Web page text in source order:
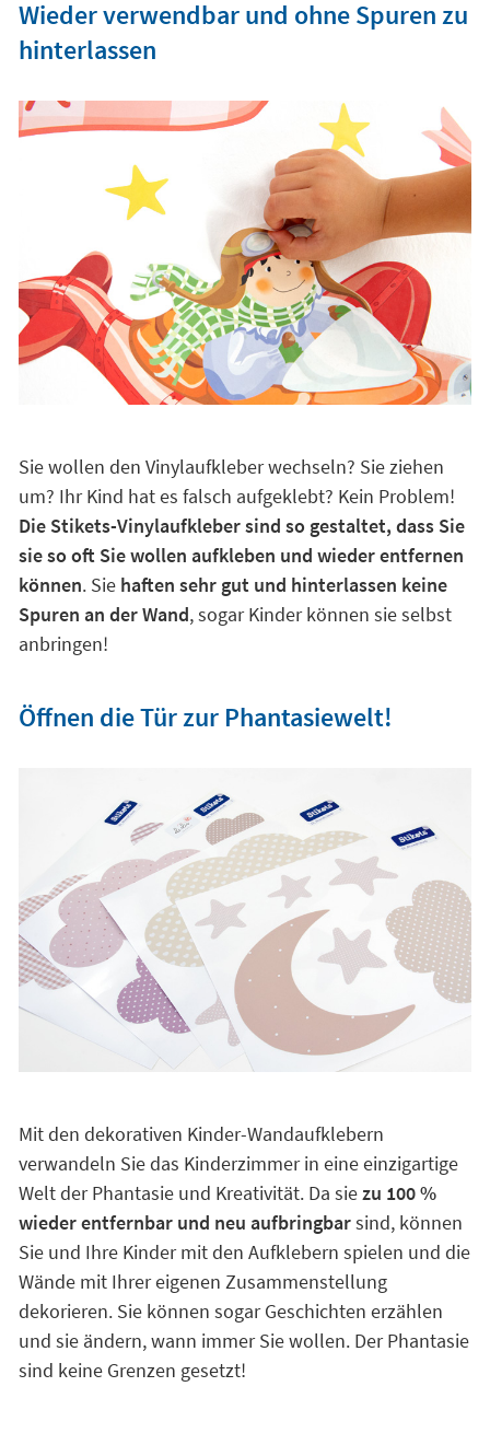
Wieder verwendbar und ohne Spuren zu
hinterlassen
Sie wollen den Vinylaufkleber wechseln? Sie ziehen
um? Ihr Kind hat es falsch aufgeklebt? Kein Problem!
Die Stikets-Vinylaufkleber sind so gestaltet, dass Sie
sie so oft Sie wollen aufkleben und wieder entfernen
können. Sie haften sehr gut und hinterlassen keine
Spuren an der Wand, sogar Kinder können sie selbst
anbringen!
Öffnen die Tür zur Phantasiewelt!
Mit den dekorativen Kinder-Wandaufklebern
verwandeln Sie das Kinderzimmer in eine einzigartige
Welt der Phantasie und Kreativität. Da siezu 100 %
wieder entfernbar und neu aufbringbarsind, können
Sie und Ihre Kinder mit den Aufklebern spielen und die
Wände mit Ihrer eigenen Zusammenstellung
dekorieren. Sie können sogar Geschichten erzählen
und sie ändern, wann immer Sie wollen. Der Phantasie
sind keine Grenzen gesetzt!